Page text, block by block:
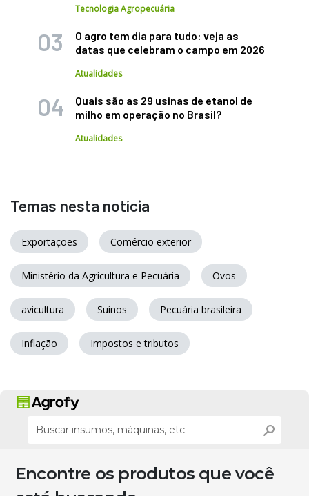
Tecnologia Agropecuária
O agro tem dia para tudo: veja as
datas que celebram o campo em 2026
Atualidades
Quais são as 29 usinas de etanol de
milho em operação no Brasil?
Atualidades
Temas nesta notícia
Exportações Comércio exterior
Ministério da Agricultura e Pecuária Ovos
avicultura Suínos Pecuária brasileira
Inflação Impostos e tributos
Encontre os produtos que você